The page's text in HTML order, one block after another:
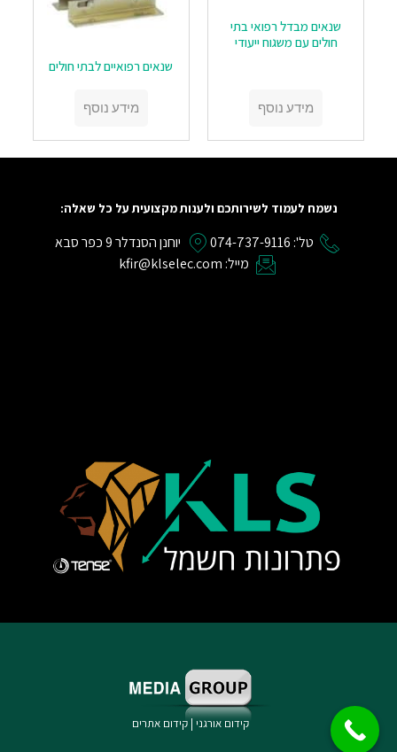
שנאים מבדל רפואי בתי
חולים עם משגוח ייעודי
מידע נוסף
שנאים רפואיים לבתי חולים
מידע נוסף
נשמח לעמוד לשירותכם ולענות מקצועית על כל שאלה:
טל': 074-737-9116
יוחנן הסנדלר 9 כפר סבא
מייל: kfir@klselec.com
קידום אורגני | קידום אתרים